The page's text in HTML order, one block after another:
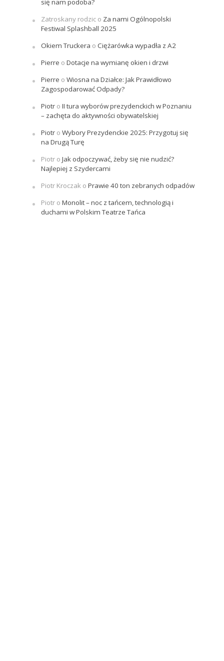
się nam podoba?
Zatroskany rodzico Za nami Ogólnopolski
Festiwal Splashball 2025
Okiem Truckera o Ciężarówka wypadła z A2
Pierre o Dotacje na wymianę okien i drzwi
Pierre o Wiosna na Działce: Jak Prawidłowo
Zagospodarować Odpady?
Piotro II tura wyborów prezydenckich w Poznaniu
– zachęta do aktywności obywatelskiej
Piotro Wybory Prezydenckie 2025: Przygotuj się
na Drugą Turę
Piotro Jak odpoczywać, żeby się nie nudzić?
Najlepiej z Szydercami
Piotr Kroczako Prawie 40 ton zebranych odpadów
Piotro Monolit – noc z tańcem, technologią i
duchami w Polskim Teatrze Tańca